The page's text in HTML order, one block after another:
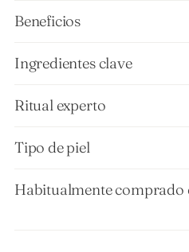
la
cesta
Beneficios
Ingredientes clave
Ritual experto
Tipo de piel
Habitualmente comprado